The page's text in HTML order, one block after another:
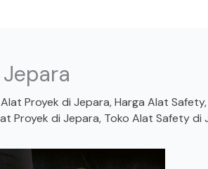
Proyek di Jepara,Harga Alat Safety,
Proyek di Jepara, Toko Alat Safety di